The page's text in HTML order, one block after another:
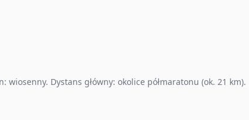
Dystans główny: okolice półmaratonu (ok. 21 km).